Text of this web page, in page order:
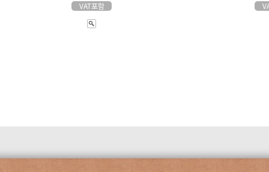
VAT포함